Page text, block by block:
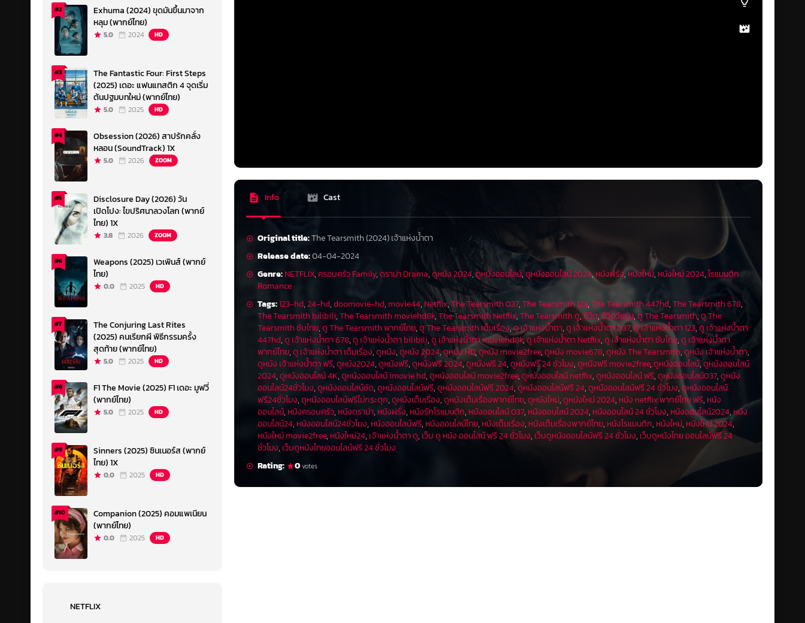
Info Cast
Original title:The Tearsmith (2024) เจ้าแห่งน้ำตา
Release date:04-04-2024
Genre:NETFLIX, ครอบครัว Family,ดราม่า Drama,ดูหนัง 2024,ดูหนังออนไลน์,ดูหนังออนไลน์ 2024,หนังฝรั่ง,หนังใหม่, หนังใหม่ 2024,โรแมนติก
Romance
Tags:123-hd,24-hd,doomovie-hd, movie44, Netflix,The Tearsmith 037,The Tearsmith 123,The Tearsmith 447hd,The Tearsmith 678,
The Tearsmith bilibili,The Tearsmith moviehd8k,The Tearsmith Netflix,The Tearsmith ดู,ชีวิต,ซีวิตวัยรุ่น,ดู The Tearsmith,ดู The
Tearsmith ซับไทย,ดู The Tearsmith พากย์ไทย,ดู The Tearsmith เต็มเรื่อง,ดู เจ้าแห่งน้ำตา,ดู เจ้าแห่งน้ำตา 037,ดู เจ้าแห่งน้ำตา 123,ดู เจ้าแห่งน้ำตา
447hd,ดู เจ้าแห่งน้ำตา 678,ดู เจ้าแห่งน้ำตา bilibili,ดู เจ้าแห่งน้ำตา moviehd8k,ดู เจ้าแห่งน้ำตา Netflix,ดู เจ้าแห่งน้ำตา ซับไทย,ดู เจ้าแห่งน้ำตา
พากย์ไทย,ดู เจ้าแห่งน้ำตา เต็มเรื่อง,ดูหนัง,ดูหนัง 2024,ดูหนัง HD,ดูหนัง movie2free,ดูหนัง movie678,ดูหนัง The Tearsmith,ดูหนัง เจ้าแห่งน้ำตา,
ดูหนัง เจ้าแห่งน้ำตา ฟรี,ดูหนัง2024,ดูหนังฟรี,ดูหนังฟรี 2024,ดูหนังฟรี 24,ดูหนังฟรี 24 ชั่วโมง,ดูหนังฟรี movie2free,ดูหนังออนไลน์,ดูหนังออนไลน์
2024,ดูหนังออนไลน์ 4K,ดูหนังออนไลน์ imovie hd,ดูหนังออนไลน์ movie2free,ดูหนังออนไลน์ netflix,ดูหนังออนไลน์ ฟรี,ดูหนังออนไลน์037,ดูหนัง
ออนไลน์24ชั่วโมง,ดูหนังออนไลน์ชัด,ดูหนังออนไลน์ฟรี,ดูหนังออนไลน์ฟรี 2024,ดูหนังออนไลน์ฟรี 24,ดูหนังออนไลน์ฟรี 24 ชั่วโมง,ดูหนังออนไลน์
ฟรี24ชั่วโมง,ดูหนังออนไลน์ฟรีไม่กระตุก,ดูหนังเต็มเรื่อง,ดูหนังเต็มเรื่องพากย์ไทย,ดูหนังใหม่,ดูหนังใหม่ 2024, หนัง netflix พากย์ไทย ฟรี, หนัง
ออนไลน์, หนังครอบครัว, หนังดราม่า, หนังฝรั่ง, หนังรักโรแมนติก, หนังออนไลน์ 037, หนังออนไลน์ 2024, หนังออนไลน์ 24 ชั่วโมง, หนังออนไลน์2024,หนัง
ออนไลน์24, หนังออนไลน์24ชั่วโมง, หนังออนไลน์ฟรี, หนังออนไลน์ไทย, หนังเต็มเรื่อง, หนังเต็มเรื่องพากย์ไทย, หนังโรแมนติก, หนังใหม่, หนังใหม่ 2024,
หนังใหม่ movie2free, หนังใหม่24, เจ้าแห่งน้ำตา ดู, เว็บ ดู หนัง ออนไลน์ ฟรี 24 ชั่วโมง, เว็บดูหนังออนไลน์ฟรี 24 ชั่วโมง, เว็บดูหนังไทย ออนไลน์ฟรี 24
ชั่วโมง, เว็บดูหนังไทยออนไลน์ฟรี 24 ชั่วโมง
Rating:
0votes
#2
Exhuma (2024) ขุดมันขึ้นมาจาก
หลุม (พากย์ไทย)
5.0 2024 HD
#3
The Fantastic Four: First Steps
(2025) เดอะ แฟนแทสติก 4 จุดเริ่ม
ต้นปฐมบทใหม่ (พากย์ไทย)
5.0 2025 HD
#4
Obsession (2026) สาปรักคลั่ง
หลอน (SoundTrack) 1X
5.0 2026 ZOOM
#5
Disclosure Day (2026) วัน
เปิดโปง: ไขปริศนาลวงโลก (พากย์
ไทย) 1X
3.8 2026 ZOOM
#6
Weapons (2025) เวเพินส์ (พากย์
ไทย)
0.0 2025 HD
#7
The Conjuring Last Rites
(2025) คนเรียกผี พิธีกรรมครั้ง
สุดท้าย (พากย์ไทย)
5.0 2025 HD
#8
F1 The Movie (2025) F1 เดอะ มูฟวี่
(พากย์ไทย)
5.0 2025 HD
#9
Sinners (2025) ซินเนอร์ส (พากย์
ไทย) 1X
0.0 2025 HD
#10
Companion (2025) คอมแพเนียน
(พากย์ไทย)
0.0 2025 HD
NETFLIX